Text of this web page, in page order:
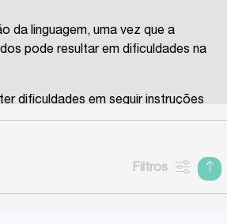
da linguagem, uma vez que a
pode resultar em dificuldades na
dificuldades em seguir instruções
em comparação com seus
crianças. Isso pode resultar em
Filtros